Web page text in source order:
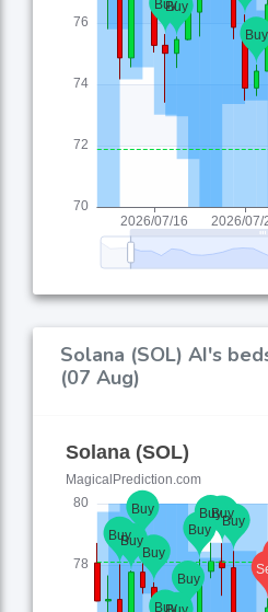
Solana (SOL) AI's
(07 Aug)